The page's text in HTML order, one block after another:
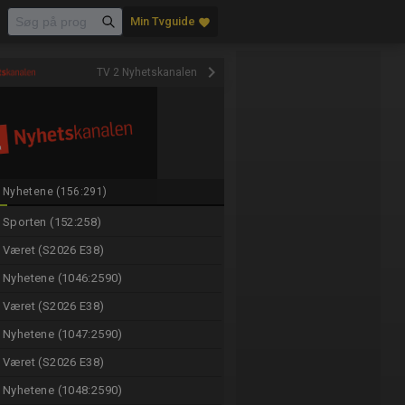
Min Tvguide favorite
TV 2 Nyhetskanalen keyboard_arrow_right
Nyhetene (156:291)
Sporten (152:258)
Været (S2026 E38)
Nyhetene (1046:2590)
Været (S2026 E38)
Nyhetene (1047:2590)
Været (S2026 E38)
Nyhetene (1048:2590)